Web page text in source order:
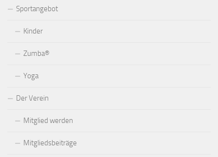
Sportangebot
Kinder
Zumba®
Yoga
Der Verein
Mitglied werden
Mitgliedsbeiträge